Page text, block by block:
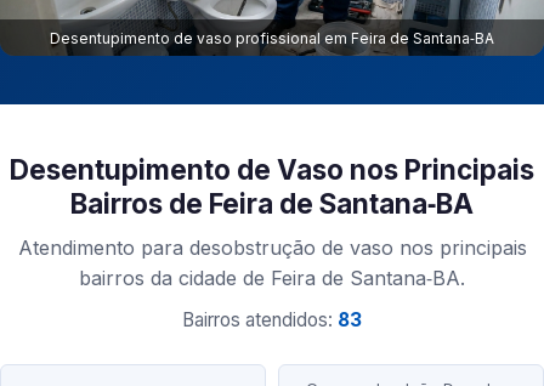
Desentupimento de vaso profissional em Feira de Santana‑BA
Desentupimento de Vaso nos Principais
Bairros de Feira de Santana‑BA
Atendimento para desobstrução de vaso nos principais
bairros da cidade de Feira de Santana‑BA.
Bairros atendidos: 83